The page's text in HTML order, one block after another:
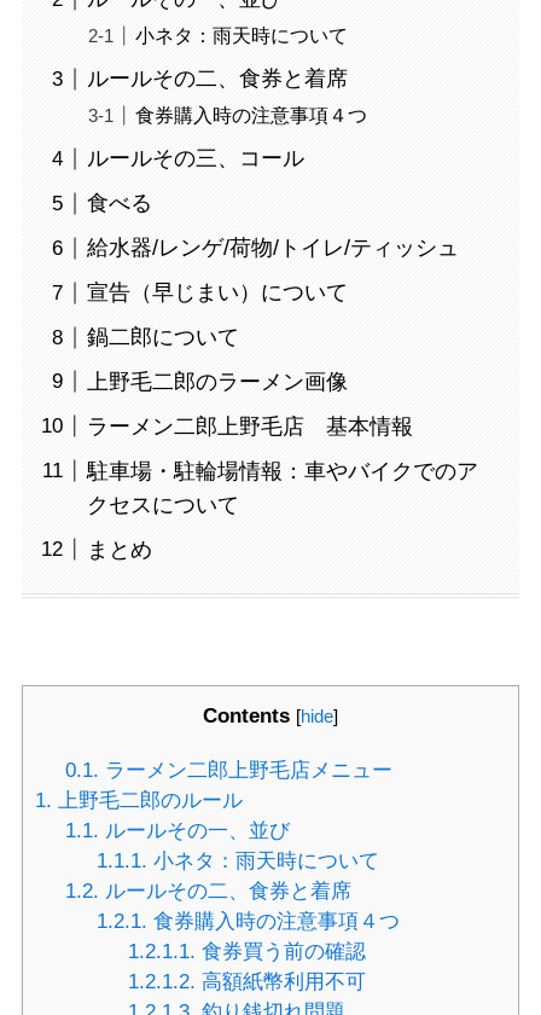
小ネタ：雨天時について
ルールその二、食券と着席
食券購入時の注意事項４つ
ルールその三、コール
食べる
給水器/レンゲ/荷物/トイレ/ティッシュ
宣告（早じまい）について
鍋二郎について
上野毛二郎のラーメン画像
ラーメン二郎上野毛店 基本情報
駐車場・駐輪場情報：車やバイクでのア
クセスについて
まとめ
Contents [hide]
0.1. ラーメン二郎上野毛店メニュー
1. 上野毛二郎のルール
1.1. ルールその一、並び
1.1.1. 小ネタ：雨天時について
1.2. ルールその二、食券と着席
1.2.1. 食券購入時の注意事項４つ
1.2.1.1. 食券買う前の確認
1.2.1.2. 高額紙幣利用不可